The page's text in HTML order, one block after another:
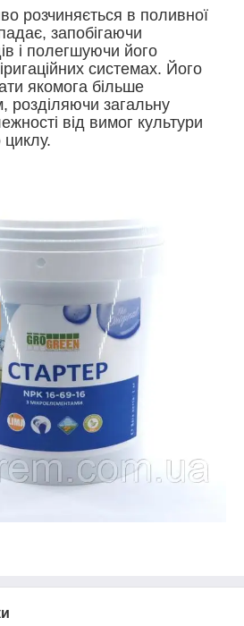
розчиняється в поливної
запобігаючи
і полегшуючи його
системах. Його
якомога більше
розділяючи загальну
від вимог культури
циклу.